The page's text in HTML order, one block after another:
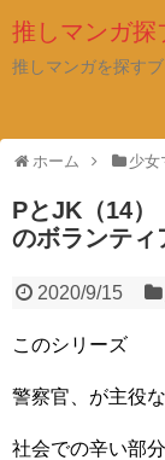
推しマンガ探
推しマンガを探す
ホーム 少女
PとJK（14
のボランティ
2020/9/15
このシリーズ
警察官、が主役
社会での辛い部